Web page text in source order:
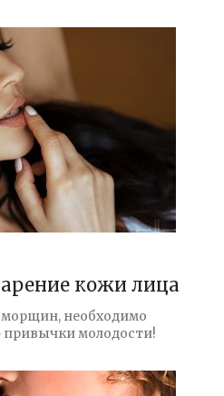
кожи лица
необходимо
молодости!